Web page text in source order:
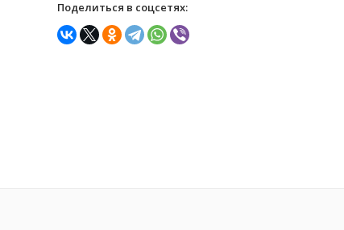
Поделиться в соцсетях: